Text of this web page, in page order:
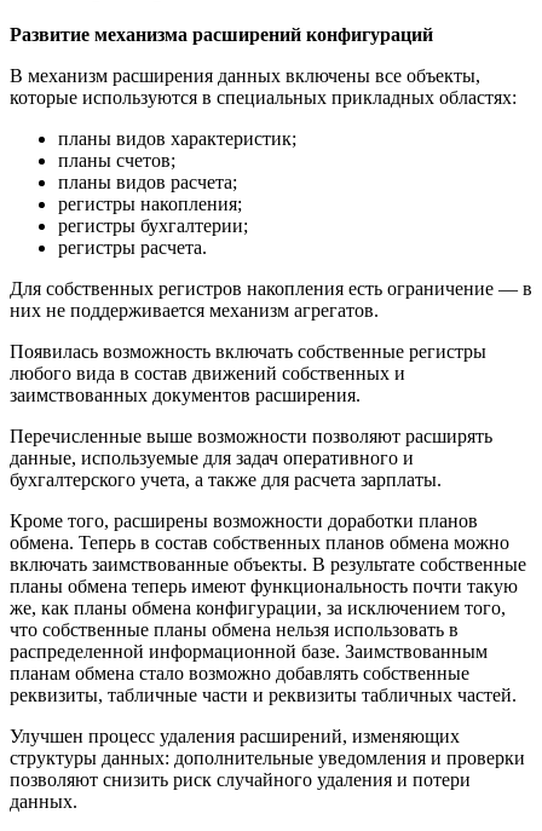
Развитие механизма расширений конфигураций
В механизм расширения данных включены все объекты,
которые используются в специальных прикладных областях:
планы видов характеристик;
планы счетов;
планы видов расчета;
регистры накопления;
регистры бухгалтерии;
регистры расчета.
Для собственных регистров накопления есть ограничение — в
них не поддерживается механизм агрегатов.
Появилась возможность включать собственные регистры
любого вида в состав движений собственных и
заимствованных документов расширения.
Перечисленные выше возможности позволяют расширять
данные, используемые для задач оперативного и
бухгалтерского учета, а также для расчета зарплаты.
Кроме того, расширены возможности доработки планов
обмена. Теперь в состав собственных планов обмена можно
включать заимствованные объекты. В результате собственные
планы обмена теперь имеют функциональность почти такую
же, как планы обмена конфигурации, за исключением того,
что собственные планы обмена нельзя использовать в
распределенной информационной базе. Заимствованным
планам обмена стало возможно добавлять собственные
реквизиты, табличные части и реквизиты табличных частей.
Улучшен процесс удаления расширений, изменяющих
структуры данных: дополнительные уведомления и проверки
позволяют снизить риск случайного удаления и потери
данных.